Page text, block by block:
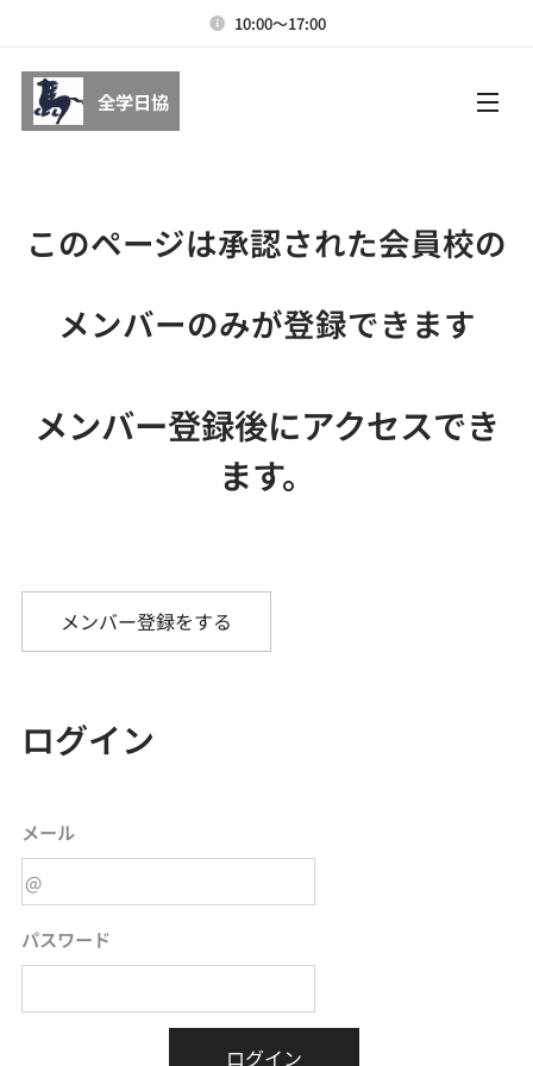
10:00～17:00
全学日協
このページは承認された会員校の
メンバーのみが登録できます
メンバー登録後にアクセスでき
ます。
メンバー登録をする
ログイン
メール
パスワード
ログイン